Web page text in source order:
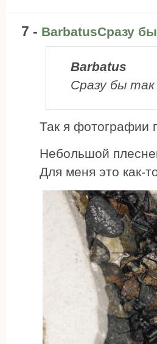
7 - BarbatusСразу
Barbatus
Сразу бы так
Так я фотографии
Небольшой
Для меня это как-